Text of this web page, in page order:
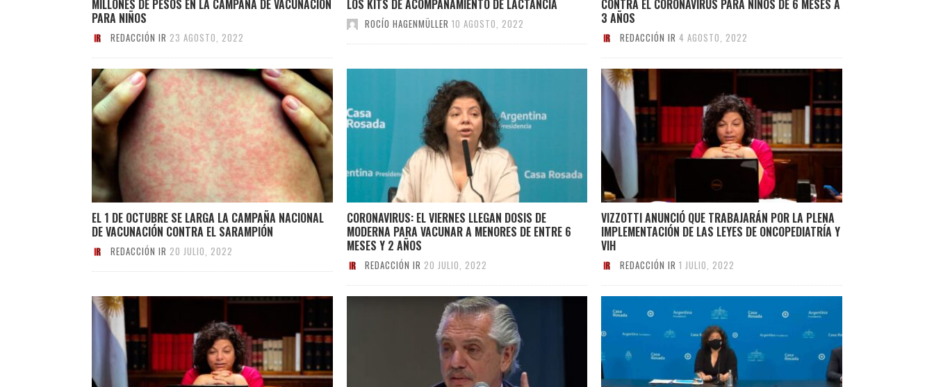
MILLONES DE PESOS EN LA CAMPAÑA DE VACUNACIÓN
PARA NIÑOS
REDACCIÓN IR 23 AGOSTO, 2022
LOS KITS DE ACOMPAÑAMIENTO DE LACTANCIA
ROCÍO HAGENMÜLLER 10 AGOSTO, 2022
CONTRA EL CORONAVIRUS PARA NIÑOS DE 6 MESES A
3 AÑOS
REDACCIÓN IR 4 AGOSTO, 2022
EL 1 DE OCTUBRE SE LARGA LA CAMPAÑA NACIONAL
DE VACUNACIÓN CONTRA EL SARAMPIÓN
REDACCIÓN IR 20 JULIO, 2022
CORONAVIRUS: EL VIERNES LLEGAN DOSIS DE
MODERNA PARA VACUNAR A MENORES DE ENTRE 6
MESES Y 2 AÑOS
REDACCIÓN IR 20 JULIO, 2022
VIZZOTTI ANUNCIÓ QUE TRABAJARÁN POR LA PLENA
IMPLEMENTACIÓN DE LAS LEYES DE ONCOPEDIATRÍA Y
VIH
REDACCIÓN IR 1 JULIO, 2022